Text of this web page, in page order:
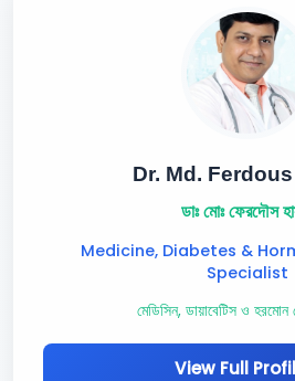
Dr. Md.
ডাঃ মোঃ ফেরদৌস
Medicine, Diabetes &
Specialist
মেডিসিন, ডায়াবেটিস ও হরমোন
View Full